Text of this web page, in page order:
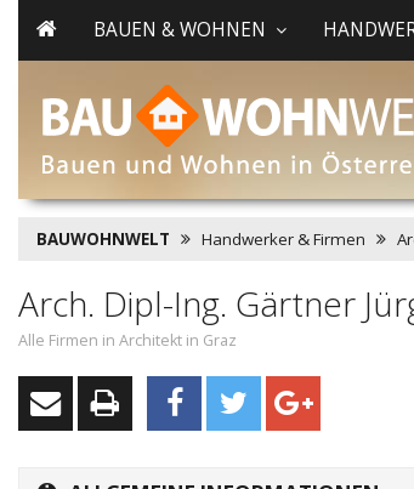
BAUEN & WOHNEN
BAUWOHNWELT Handwerker & Firmen
Arch. Dipl-Ing. Gärtner
Alle Firmen in Architekt in Graz